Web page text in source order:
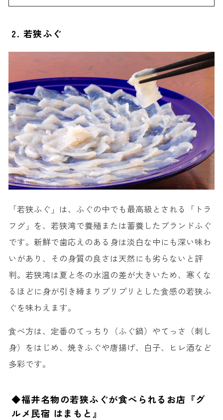
2. 若狭ふぐ
「若狭ふぐ」は、ふぐの中でも最高級とされる「トラ
フグ」を、若狭湾で養殖または蓄養したブランドふぐ
です。新鮮で歯応えのある身は淡白な中にも深い味わ
いがあり、その身質の良さは天然にも劣らないと評
判。若狭湾は夏と冬の水温の差が大きいため、寒くな
るほどに身が引き締まりプリプリとした食感の若狭ふ
ぐを味わえます。
食べ方は、定番のてっちり（ふぐ鍋）やてっさ（刺し
身）をはじめ、焼きふぐや唐揚げ、白子、ヒレ酒など
多彩です。
◆福井名物の若狭ふぐが食べられるお店『グ
ルメ民宿 はまもと』